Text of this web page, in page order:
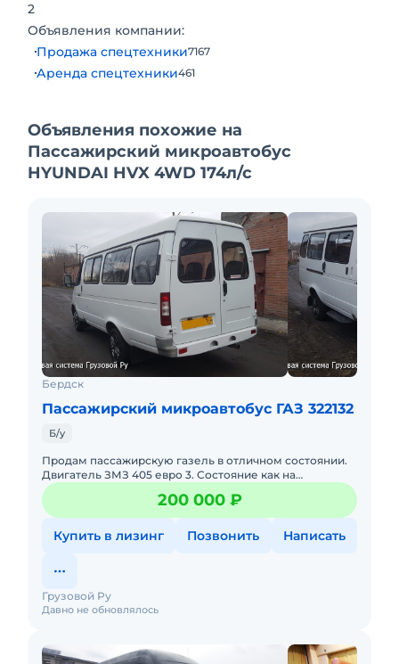
Двухзонный кондиционер.
Две печки.
Подогрев сидений.
Противотуманные фары.
Парктроники.
Комплектация
(ABS)
— Подушка безопасности водителя
— Подушка безопасности пассажира
— Система стабилизации
— Система контроля за полосой движения
— Парктроник
Защита от угона
— Штатный иммобилайзер
— Центральный замок
Обзор
— Электропривод зеркал
— Противотуманные фары
— Датчик дождя
Комфорт
— Климат-контроль 2-зонный
— Бортовой компьютер
2
Объявления компании:
Продажа спецтехники7167
Аренда спецтехники461
Объявления похожие на
Пассажирский микроавтобус
HYUNDAI HVX 4WD 174л/с
Бердск
Пассажирский микроавтобус ГАЗ 322132
Б/у
Продам пассажирскую газель в отличном состоянии.
Двигатель ЗМЗ 405 евро 3. Состояние как на
фотографии. В данный момент машина не
используется. - Установлено га
200 000 ₽
Купить в лизинг Позвонить Написать
Давно не обновлялось
Грузовой Ру